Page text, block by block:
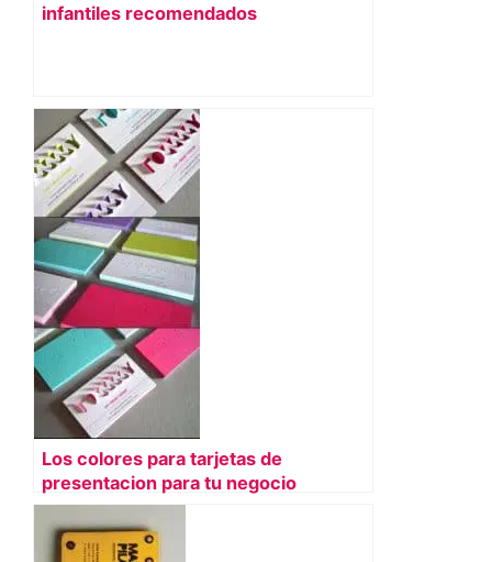
infantiles recomendados
Los colores para tarjetas de
presentacion para tu negocio